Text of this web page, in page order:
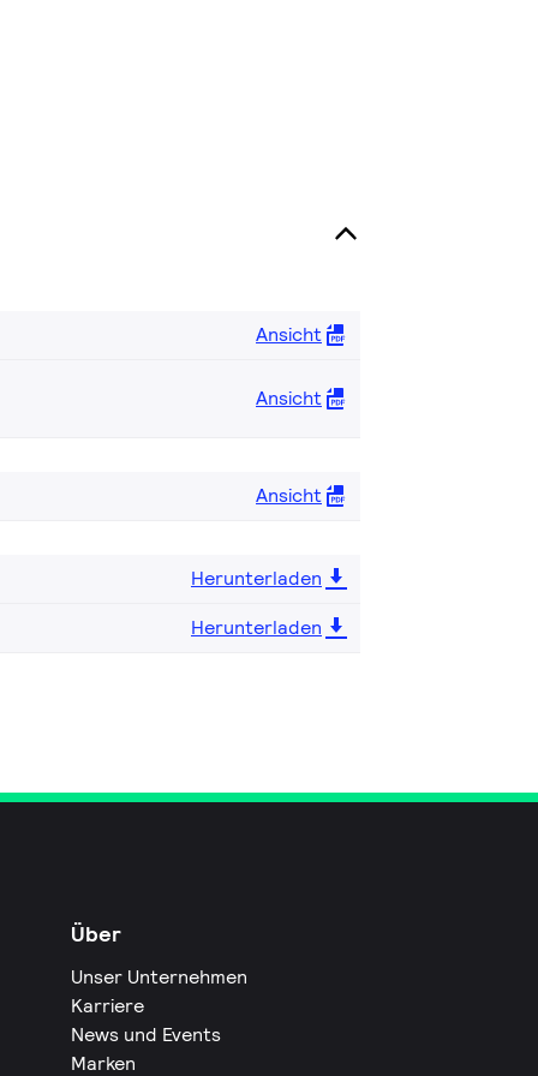
Ansicht
Ansicht
Ansicht
Herunterladen
Herunterladen
Über
Unser Unternehmen
Karriere
News und Events
Marken